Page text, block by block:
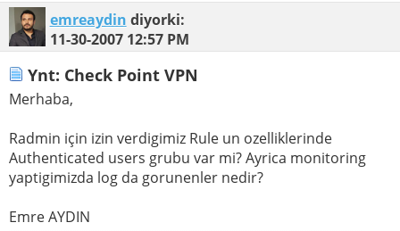
emreaydin diyorki:
11-30-2007 12:57 PM
Ynt: Check Point VPN
Merhaba,
Radmin için izin verdigimiz Rule un ozelliklerinde
Authenticated users grubu var mi? Ayrica monitoring
yaptigimizda log da gorunenler nedir?
Emre AYDIN